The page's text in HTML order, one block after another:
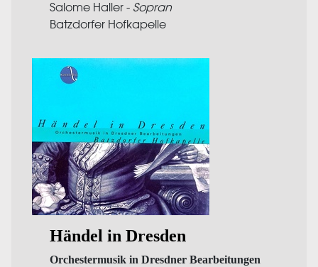
Salome Haller - Sopran
Batzdorfer Hofkapelle
Händel in Dresden
Orchestermusik in Dresdner Bearbeitungen